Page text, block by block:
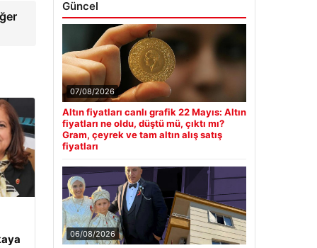
Güncel
07/08/2026
Altın fiyatları canlı grafik 22 Mayıs: Altın
fiyatları ne oldu, düştü mü, çıktı mı?
Gram, çeyrek ve tam altın alış satış
fiyatları
06/08/2026